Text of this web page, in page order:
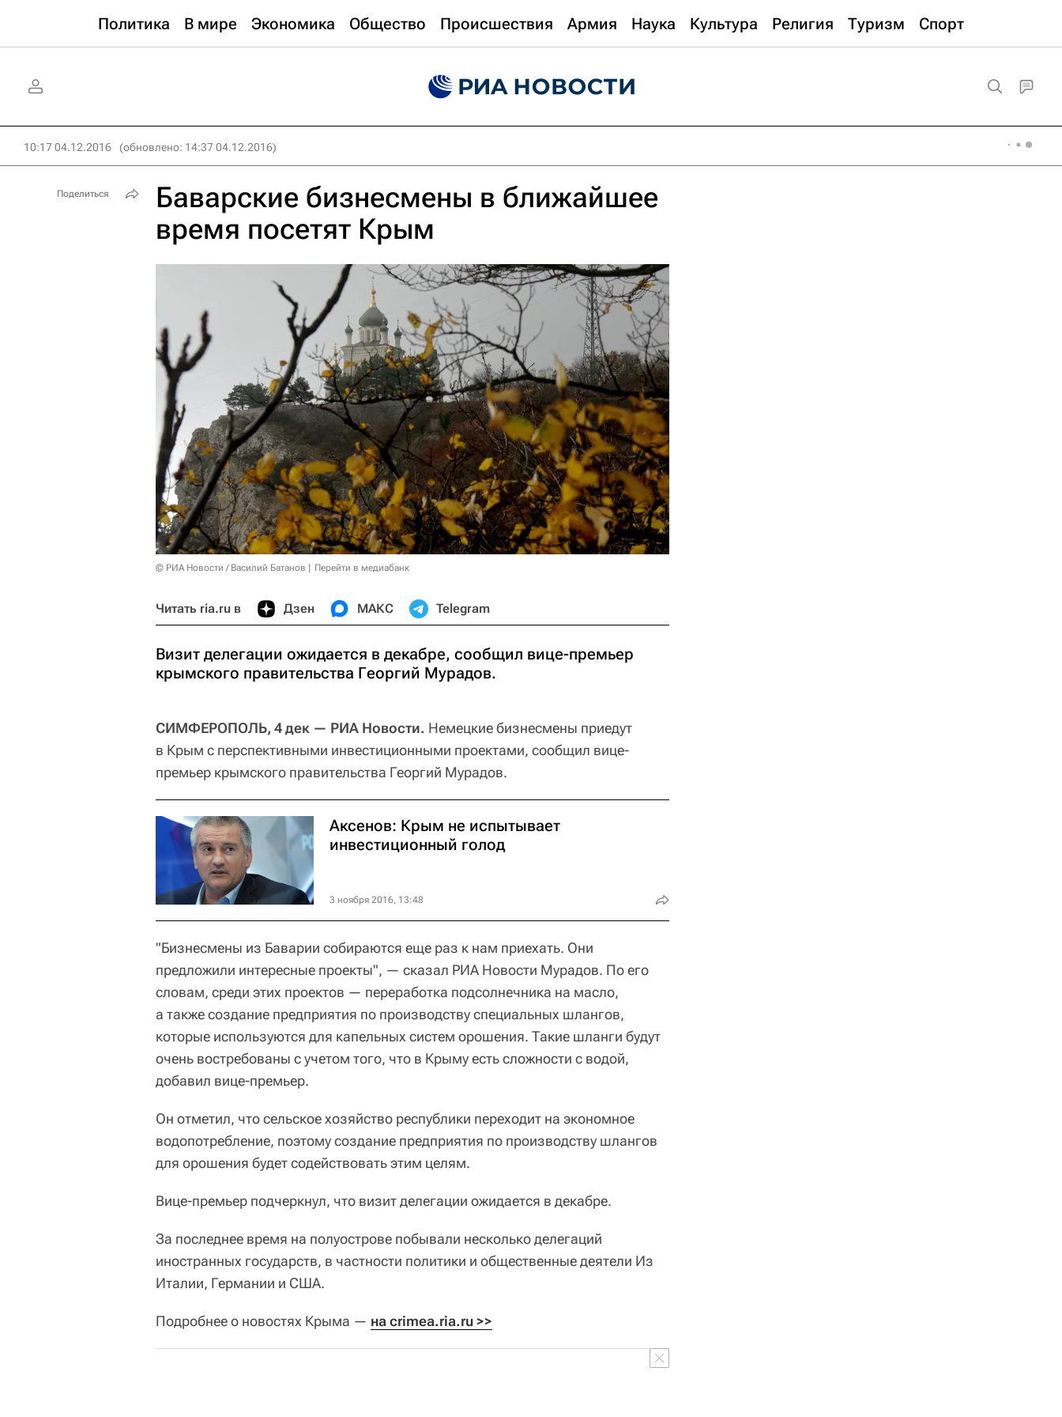
Политика В мире Экономика Общество Происшествия Армия Наука Культура Религия Туризм Спорт
10:17 04.12.2016 (обновлено: 14:37 04.12.2016)
Баварские бизнесмены в ближайшее
время посетят Крым
© РИА Новости / Василий Батанов Перейти в медиабанк
Читать ria.ru в Дзен МАКС Telegram
Визит делегации ожидается в декабре, сообщил вице-премьер
крымского правительства Георгий Мурадов.
СИМФЕРОПОЛЬ, 4 дек — РИА Новости. Немецкие бизнесмены приедут
в Крым с перспективными инвестиционными проектами, сообщил вице-
премьер крымского правительства Георгий Мурадов.
Аксенов: Крым не испытывает
инвестиционный голод
3 ноября 2016, 13:48
"Бизнесмены из Баварии собираются еще раз к нам приехать. Они
предложили интересные проекты", — сказал РИА Новости Мурадов. По его
словам, среди этих проектов — переработка подсолнечника на масло,
а также создание предприятия по производству специальных шлангов,
которые используются для капельных систем орошения. Такие шланги будут
очень востребованы с учетом того, что в Крыму есть сложности с водой,
добавил вице-премьер.
Он отметил, что сельское хозяйство республики переходит на экономное
водопотребление, поэтому создание предприятия по производству шлангов
для орошения будет содействовать этим целям.
Вице-премьер подчеркнул, что визит делегации ожидается в декабре.
За последнее время на полуострове побывали несколько делегаций
иностранных государств, в частности политики и общественные деятели Из
Италии, Германии и США.
Подробнее о новостях Крыма — на crimea.ria.ru >>
Поделиться